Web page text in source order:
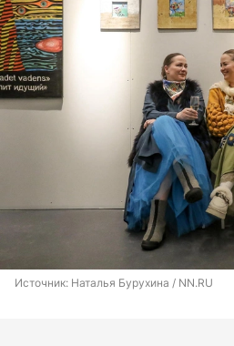
Источник: Наталья Бурухина / NN.RU